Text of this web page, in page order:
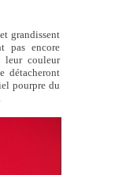
grandissent
pas encore
leur couleur
détacheront
pourpre du